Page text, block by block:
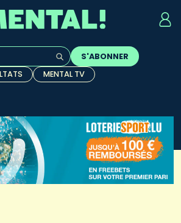
de l'auto-complétion sont
S'ABONNER
MENTAL TV